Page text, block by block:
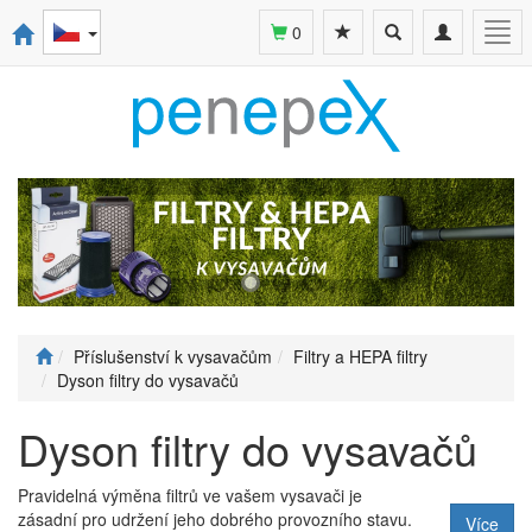
Toggle
navigation
Toggle
search
0
Příslušenství k vysavačům
Filtry a HEPA filtry
Dyson filtry do vysavačů
Dyson filtry do vysavačů
Pravidelná výměna filtrů ve vašem vysavači je
zásadní pro udržení jeho dobrého provozního stavu.
Více